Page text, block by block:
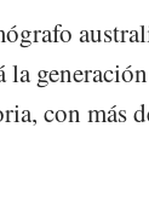
con más